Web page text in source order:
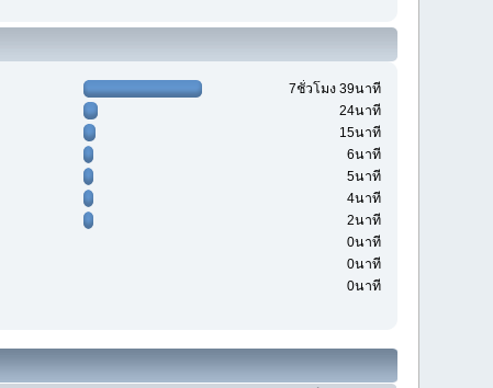
7ชั่วโมง 39นาที
24นาที
15นาที
6นาที
5นาที
4นาที
2นาที
0นาที
0นาที
0นาที